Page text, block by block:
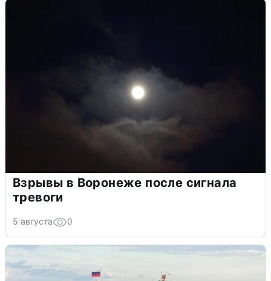
Взрывы в Воронеже после сигнала
тревоги
5 августа 0